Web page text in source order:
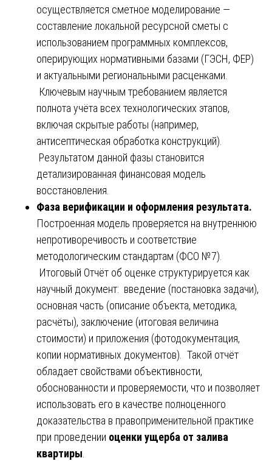
осуществляется сметное моделирование —
составление локальной ресурсной сметы с
использованием программных комплексов,
оперирующих нормативными базами (ГЭСН, ФЕР)
и актуальными региональными расценками.
Ключевым научным требованием является
полнота учёта всех технологических этапов,
включая скрытые работы (например,
антисептическая обработка конструкций).
Результатом данной фазы становится
детализированная финансовая модель
восстановления.
Фаза верификации и оформления результата.
Построенная модель проверяется на внутреннюю
непротиворечивость и соответствие
методологическим стандартам (ФСО №7).
Итоговый Отчёт об оценке структурируется как
научный документ: введение (постановка задачи),
основная часть (описание объекта, методика,
расчёты), заключение (итоговая величина
стоимости) и приложения (фотодокументация,
копии нормативных документов). Такой отчёт
обладает свойствами объективности,
обоснованности и проверяемости, что и позволяет
использовать его в качестве полноценного
доказательства в правоприменительной практике
при проведении оценки ущерба от залива
квартиры